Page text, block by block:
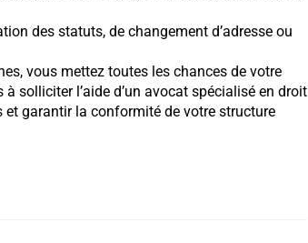
des statuts, de changement d’adresse ou
vous mettez toutes les chances de votre
solliciter l’aide d’un avocat spécialisé en droit
garantir la conformité de votre structure